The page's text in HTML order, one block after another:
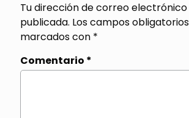
Tu dirección de correo
publicada. Los campos
marcados con *
Comentario *